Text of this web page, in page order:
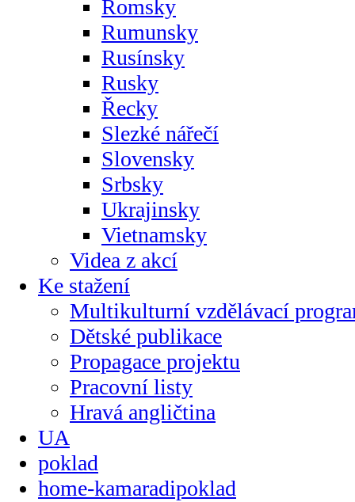
Romsky
Rumunsky
Rusínsky
Rusky
Řecky
Slezké nářečí
Slovensky
Srbsky
Ukrajinsky
Vietnamsky
Videa z akcí
Ke stažení
Multikulturní vzdělávací
Dětské publikace
Propagace projektu
Pracovní listy
Hravá angličtina
UA
poklad
home-kamaradipoklad